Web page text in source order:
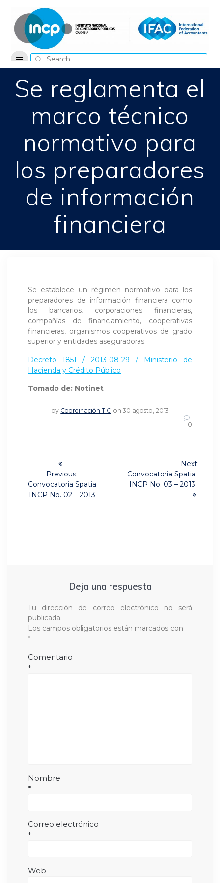
content
Search
for:
Se reglamenta el
marco técnico
normativo para
los preparadores
de información
financiera
Se establece un régimen normativo para los
preparadores de información financiera como
los bancarios, corporaciones financieras,
compañías de financiamiento, cooperativas
financieras, organismos cooperativos de grado
superior y entidades aseguradoras.
Decreto 1851 / 2013-08-29 / Ministerio de
Hacienda y Crédito Público
Tomado de: Notinet
by Coordinación TIC on 30 agosto, 2013
0
Navegación
entradas
Previous:
Previous
post:
Convocatoria Spatia
INCP No. 02 – 2013
Next:
Next
post:
Convocatoria Spatia
INCP No. 03 – 2013
Deja una respuesta
Tu dirección de correo electrónico no será
publicada.
Los campos obligatorios están marcados con
*
Comentario
*
Nombre
*
Correo electrónico
*
Web